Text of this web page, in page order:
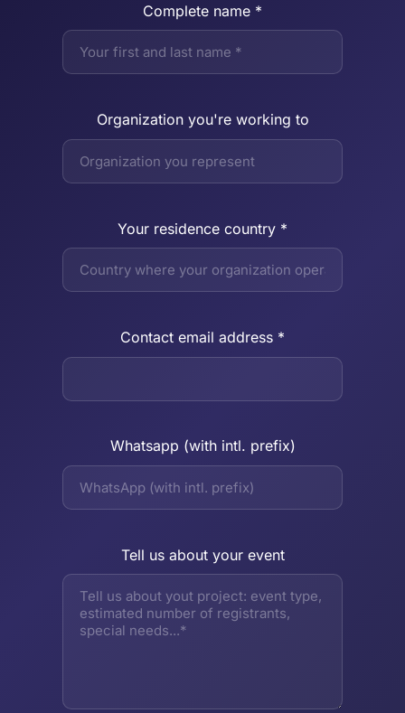
Complete name *
Organization you're working to
Your residence country *
Contact email address *
Whatsapp (with intl. prefix)
Tell us about your event